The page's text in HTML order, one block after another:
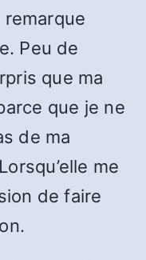
remarque
Peu de
que ma
que je ne
de ma
me
de faire